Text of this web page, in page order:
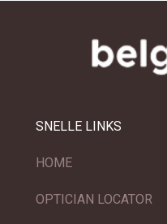
SNELLE LINKS
HOME
OPTICIAN LOCATOR